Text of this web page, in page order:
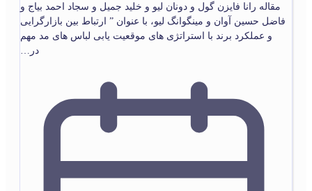
مقاله رانا فایزن گول و دونان لیو و خلید جمیل و سجاد احمد بیاج و
فاضل حسین آوان و مینگوانگ لیو، با عنوان ” ارتباط بین بازارگرایی
و عملکرد برند با استراتژی های موقعیت یابی لباس های مد مهم
در…